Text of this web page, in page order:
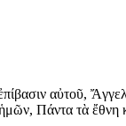
αὐτοῦ,
Πάντα τὰ